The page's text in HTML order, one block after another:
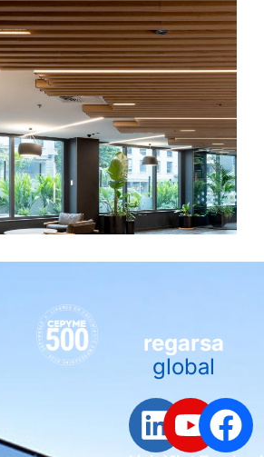
regarsa
global